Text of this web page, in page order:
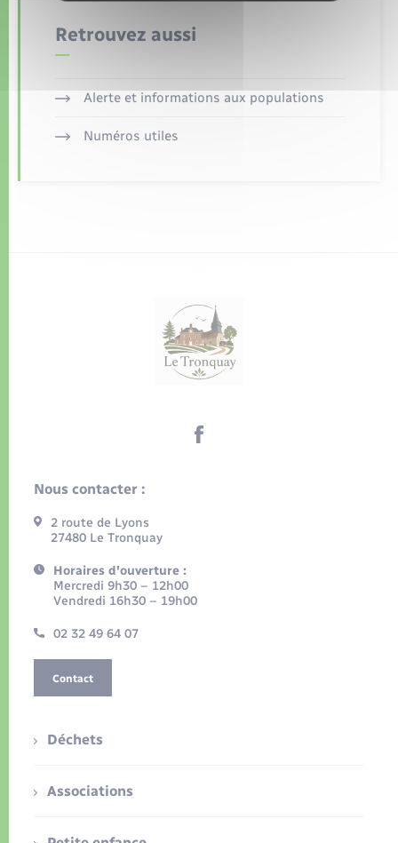
Retrouvez aussi
Alerte et informations aux populations
Numéros utiles
Nous contacter :
2 route de Lyons
27480 Le Tronquay
Horaires d'ouverture :
Mercredi 9h30 – 12h00
Vendredi 16h30 – 19h00
02 32 49 64 07
Contact
Déchets
Associations